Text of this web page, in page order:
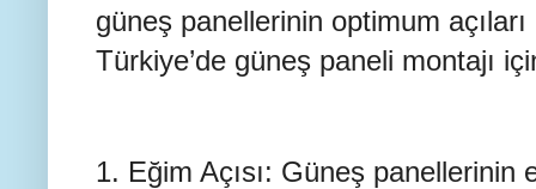
güneş panellerinin optimum
Türkiye’de güneş paneli montajı
1. Eğim Açısı: Güneş panellerinin